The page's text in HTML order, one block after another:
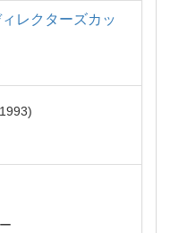
レクターズカッ
1993